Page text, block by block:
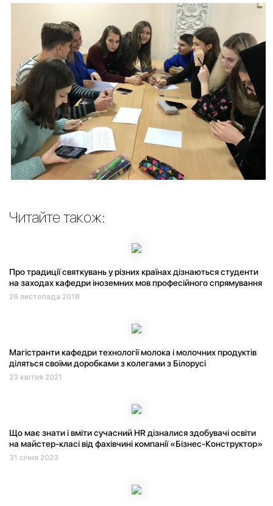
Читайте також:
Про традиції святкувань у різних країнах дізнаються студенти
на заходах кафедри іноземних мов професійного спрямування
26 листопада 2018
Магістранти кафедри технології молока і молочних продуктів
діляться своїми доробками з колегами з Білорусі
23 квітня 2021
Що має знати і вміти сучасний HR дізналися здобувачі освіти
на майстер-класі від фахівчині компанії «Бізнес-Конструктор»
31 січня 2023